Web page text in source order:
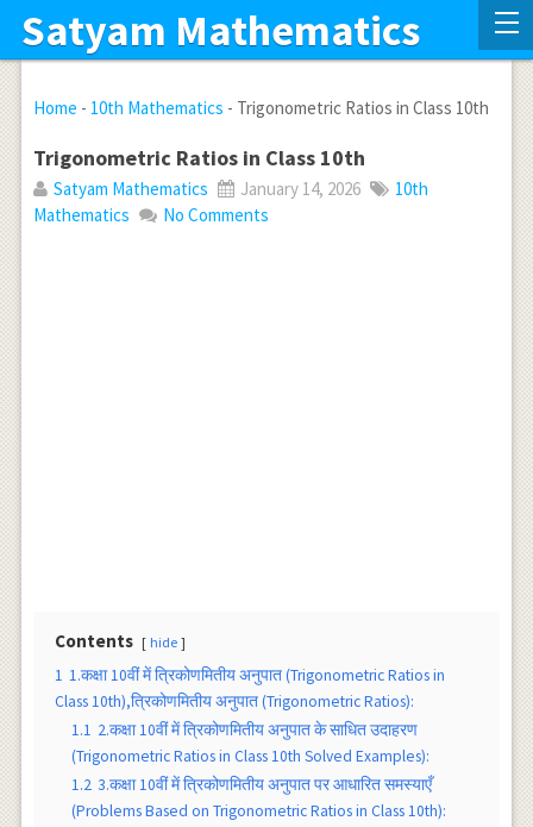
Satyam Mathematics
Home - 10th Mathematics - Trigonometric Ratios in Class 10th
Trigonometric Ratios in Class 10th
Satyam Mathematics January 14, 2026
10th
Mathematics
No Comments
Contents hide
1 1.कक्षा 10वीं में त्रिकोणमितीय अनुपात (Trigonometric Ratios in
Class 10th),त्रिकोणमितीय अनुपात (Trigonometric Ratios):
1.1 2.कक्षा 10वीं में त्रिकोणमितीय अनुपात के साधित उदाहरण
(Trigonometric Ratios in Class 10th Solved Examples):
1.2 3.कक्षा 10वीं में त्रिकोणमितीय अनुपात पर आधारित समस्याएँ
(Problems Based on Trigonometric Ratios in Class 10th):